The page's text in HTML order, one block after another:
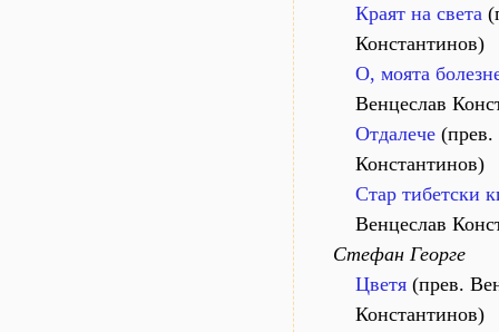
Краят на света
Константинов)
О, моята
Венцеслав
Отдалече (прев.
Константинов)
Стар тибетски
Венцеслав
Стефан Георге
Цветя (прев.
Константинов)